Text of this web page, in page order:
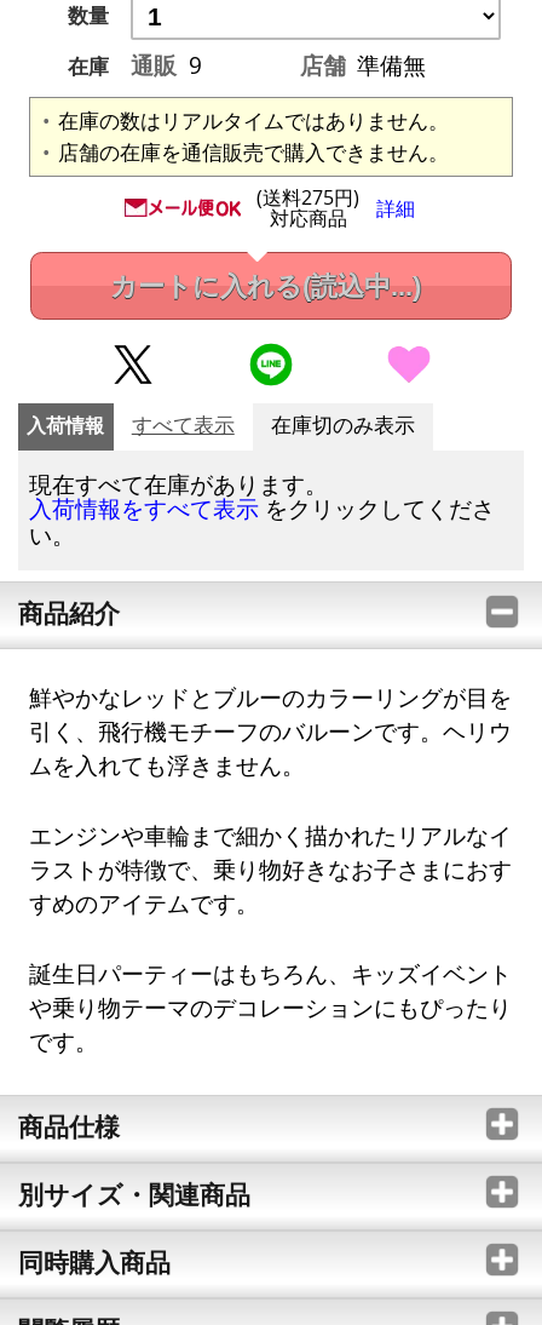
数量
在庫
通販 9 店舗 準備無
在庫の数はリアルタイムではありません。
店舗の在庫を通信販売で購入できません。
(送料275円)
対応商品 詳細
カートに入れる(読込中...)
入荷情報 すべて表示 在庫切のみ表示
現在すべて在庫があります。
入荷情報をすべて表示 をクリックしてくださ
い。
商品紹介
鮮やかなレッドとブルーのカラーリングが目を
引く、飛行機モチーフのバルーンです。ヘリウ
ムを入れても浮きません。
エンジンや車輪まで細かく描かれたリアルなイ
ラストが特徴で、乗り物好きなお子さまにおす
すめのアイテムです。
誕生日パーティーはもちろん、キッズイベント
や乗り物テーマのデコレーションにもぴったり
です。
商品仕様
別サイズ・関連商品
同時購入商品